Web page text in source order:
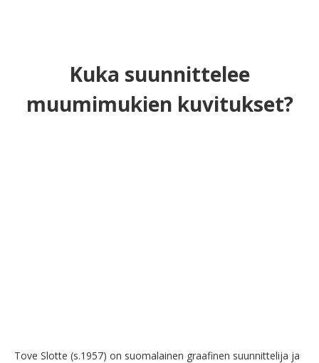
Kuka suunnittelee
muumimukien kuvitukset?
Tove Slotte (s.1957) on suomalainen graafinen suunnittelija ja